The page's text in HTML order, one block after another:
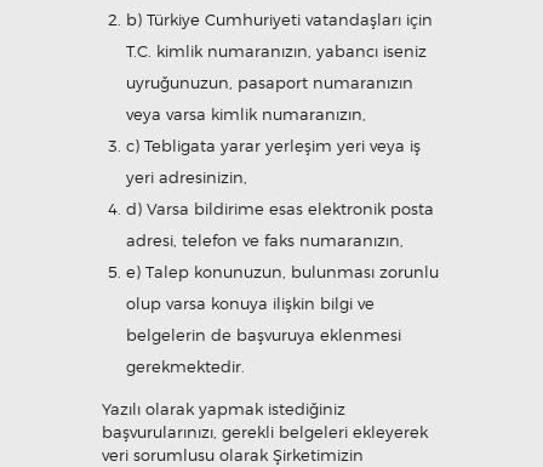
b) Türkiye Cumhuriyeti vatandaşları için
T.C. kimlik numaranızın, yabancı iseniz
uyruğunuzun, pasaport numaranızın
veya varsa kimlik numaranızın,
c) Tebligata yarar yerleşim yeri veya iş
yeri adresinizin,
d) Varsa bildirime esas elektronik posta
adresi, telefon ve faks numaranızın,
e) Talep konunuzun, bulunması zorunlu
olup varsa konuya ilişkin bilgi ve
belgelerin de başvuruya eklenmesi
gerekmektedir.
Yazılı olarak yapmak istediğiniz
başvurularınızı, gerekli belgeleri ekleyerek
veri sorumlusu olarak Şirketimizin